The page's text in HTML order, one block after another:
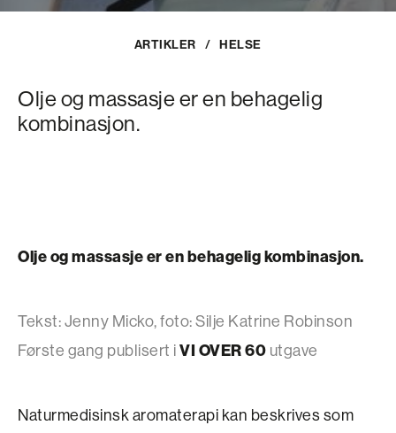
ARTIKLER / HELSE
Olje og massasje er en behagelig
kombinasjon.
Olje og massasje er en behagelig kombinasjon.
Tekst: Jenny Micko, foto: Silje Katrine Robinson
Første gang publisert iVI OVER 60 utgave
Naturmedisinsk aromaterapi kan beskrives som